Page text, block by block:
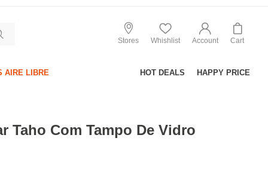
Stores Whishlist Account Cart
AIRE LIBRE HOT DEALS HAPPY PRICE
Taho Com Tampo De Vidro